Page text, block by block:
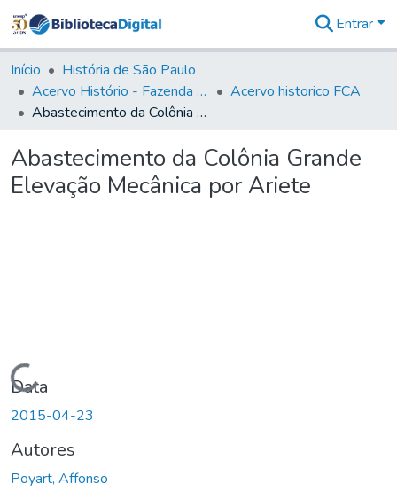
&
Coleções
Tudo na
Biblioteca
Estatísticas
Entrar
Início
História de São Paulo
Acervo Histório - Fazenda Lageado
Acervo historico FCA
Abastecimento da Colônia Grande Elevação Mecânica por Ariete
Abastecimento da Colônia Grande
Elevação Mecânica por Ariete
Carregando...
Data
2015-04-23
Autores
Poyart, Affonso